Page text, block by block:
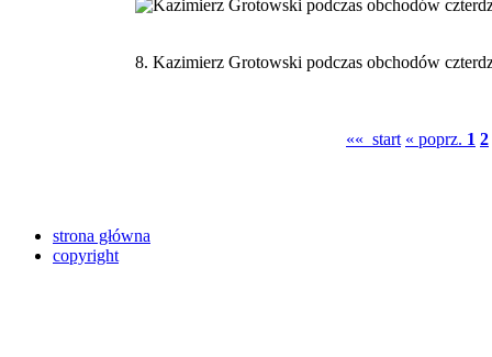
8. Kazimierz Grotowski podczas obchodów
«« start « poprz. 1 2
strona główna
copyright